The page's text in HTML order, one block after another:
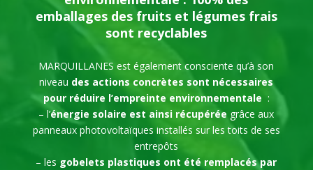
emballages des fruits et légumes frais
sont recyclables
MARQUILLANES est également consciente qu’à son
niveau des actions concrètes sont nécessaires
pour réduire l’empreinte environnementale :
– l’énergie solaire est ainsi récupérée grâce aux
panneaux photovoltaïques installés sur les toits de ses
entrepôts
– les gobelets plastiques ont été remplacés par